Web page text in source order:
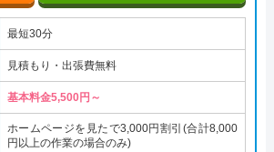
最短30分
見積もり・出張費無料
基本料金5,500円～
ホームページを見たで3,000円割引(合計8,000
円以上の作業の場合のみ)